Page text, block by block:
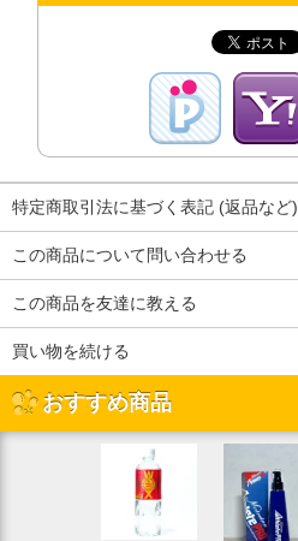
特定商取引法に基づく表記 (返品など)
この商品について問い合わせる
この商品を友達に教える
買い物を続ける
おすすめ商品